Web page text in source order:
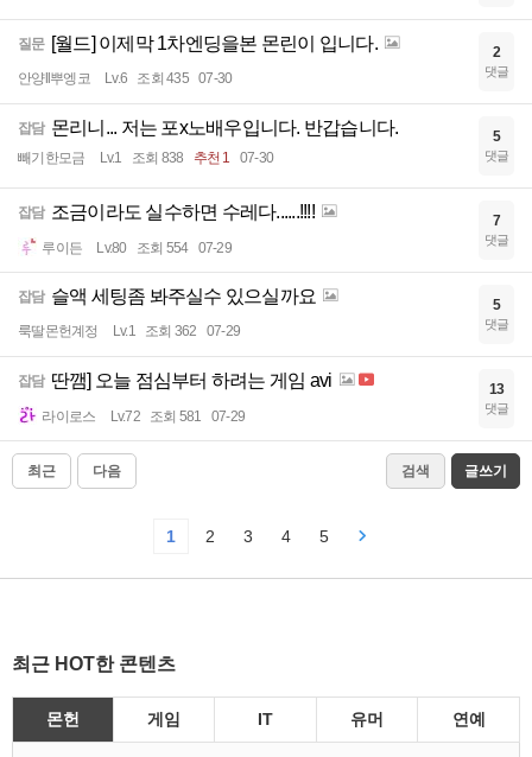
질문 [월드] 이제막 1차엔딩을본 몬린이 입니다.
안양ll뿌엥코 Lv.6 조회 435 07-30
2
댓글
잡담 몬리니... 저는 포x노배우입니다. 반갑습니다.
빼기한모금 Lv.1 조회 838 추천 1 07-30
5
댓글
잡담 조금이라도 실수하면 수레다......!!!!
루이든 Lv.80 조회 554 07-29
7
댓글
잡담 슬액 세팅좀 봐주실수 있으실까요
룩딸몬헌계정 Lv.1 조회 362 07-29
5
댓글
잡담 딴깸] 오늘 점심부터 하려는 게임 avi
라이로스 Lv.72 조회 581 07-29
13
댓글
최근 다음 검색 글쓰기
1 2 3 4 5
최근 HOT한 콘텐츠
몬헌 게임 IT 유머 연예